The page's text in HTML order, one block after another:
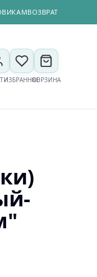
ВОЗВРАТ
ИЗБРАННОЕКОРЗИНА